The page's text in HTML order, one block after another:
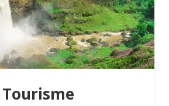
Tourisme